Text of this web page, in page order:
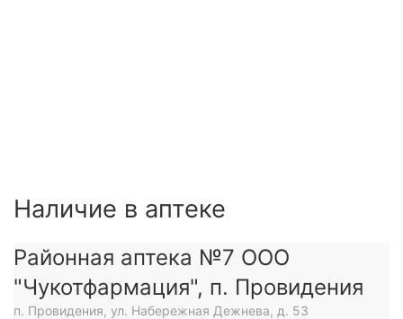
Наличие в аптеке
Районная аптека №7 ООО
"Чукотфармация", п. Провидения
п. Провидения, ул. Набережная Дежнева, д. 53